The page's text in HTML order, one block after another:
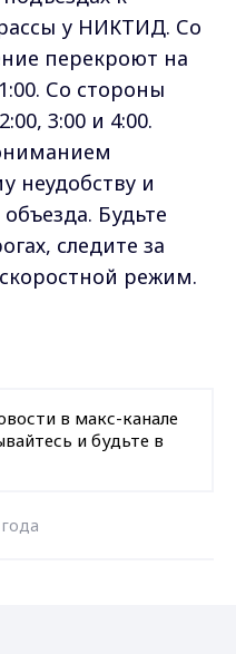
у НИКТИД. Со
перекроют на
Со стороны
3:00 и 4:00.
неудобству и
Будьте
следите за
режим.
в макс-канале
и будьте в